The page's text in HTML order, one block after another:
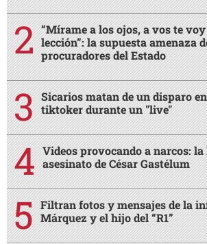
“Mírame a los ojos, a vos te
lección”: la supuesta amenaza
procuradores del Estado
Sicarios matan de un disparo
tiktoker durante un "live"
Videos provocando a narcos:
asesinato de César Gastélum
Filtran fotos y mensajes de la
Márquez y el hijo del “R1”